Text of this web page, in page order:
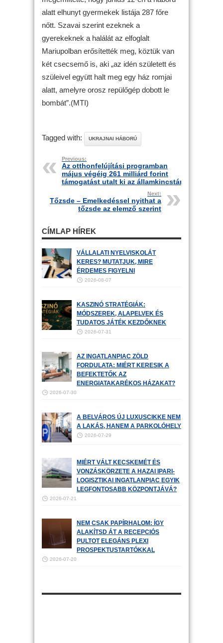
alatt elhunyt gyermekek listája 287 főre
nőtt. Szavai szerint ezeknek a
gyerekeknek a halálát az elfoglalt
Mariupolban erősítették meg, köztük van
két csecsemő is, aki „az idén született és
szüleivel együtt halt meg egy ház romjai
alatt, amelyre orosz repülőgép dobott le
bombát”.(MTI)
Tagged with: UKRAJNAI HÁBORÚ
Previous:
Az otthonfelújítási programban
május végéig 261 milliárd forint
támogatást utalt ki az államkincstár
Next:
Tőzsde – Emelkedéssel nyithat a
tőzsde az elemző szerint
CÍMLAP HÍREK
VÁLLALATI NYELVISKOLÁT
KERES? MUTATJUK, MIRE
ÉRDEMES FIGYELNI
2026-08-07
KASZINÓ STRATÉGIÁK:
MÓDSZEREK, ALAPELVEK ÉS
TUDATOS JÁTÉK KEZDŐKNEK
2026-07-31
AZ INGATLANPIAC ZÖLD
FORDULATA: MIÉRT KERESIK A
BEFEKTETŐK AZ
ENERGIATAKARÉKOS HÁZAKAT?
2026-07-30
A BELVÁROS ÚJ LUXUSCIKKE NEM
A LAKÁS, HANEM A PARKOLÓHELY
2026-07-29
MIÉRT VÁLT KECSKEMÉT ÉS
VONZÁSKÖRZETE A HAZAI IPARI-
LOGISZTIKAI INGATLANPIAC EGYIK
LEGFONTOSABB KÖZPONTJÁVÁ?
2026-07-21
NEM CSAK PAPÍRHALOM: ÍGY
ALAKÍTSD ÁT A RECEPCIÓS
PULTOT ELEGÁNS PLEXI
PROSPEKTUSTARTÓKKAL
2026-07-20